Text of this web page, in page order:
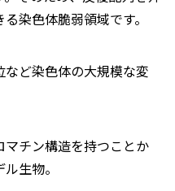
染色体脆弱領域です。
など染色体の大規模な変
マチン構造を持つことか
生物。